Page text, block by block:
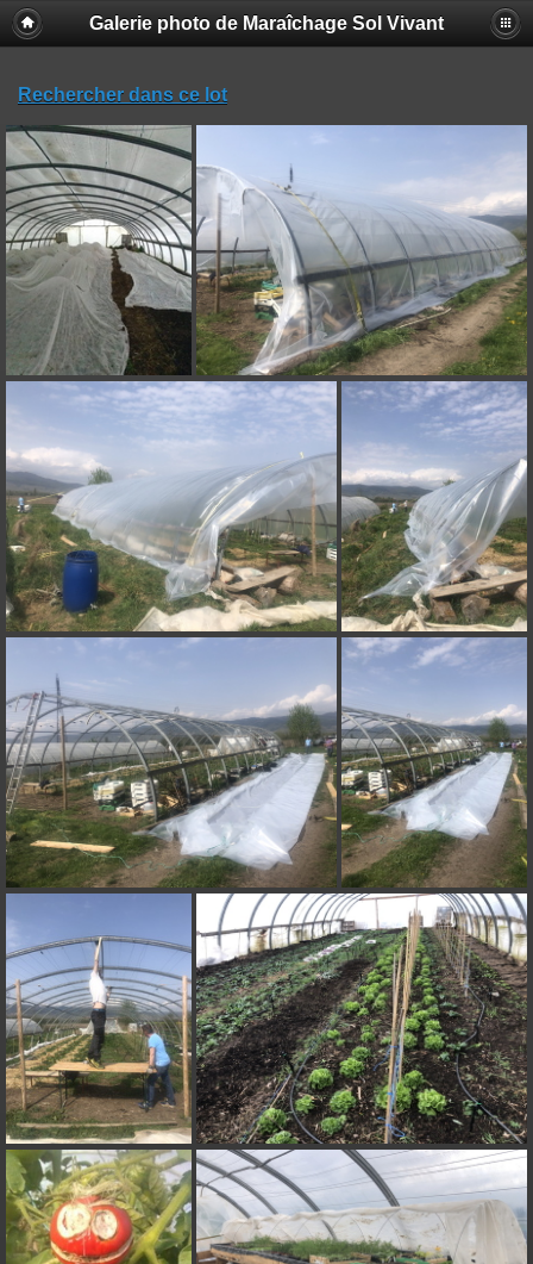
Galerie photo de Maraîchage Sol Vivant
Rechercher dans ce lot